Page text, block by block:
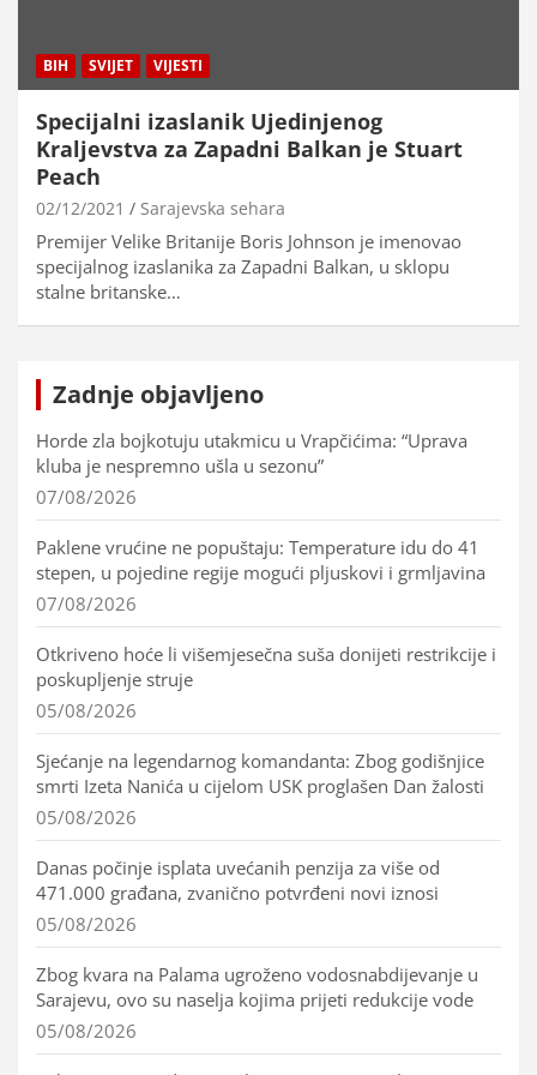
BIH SVIJET VIJESTI
Specijalni izaslanik Ujedinjenog
Kraljevstva za Zapadni Balkan je Stuart
Peach
02/12/2021 Sarajevska sehara
Premijer Velike Britanije Boris Johnson je imenovao
specijalnog izaslanika za Zapadni Balkan, u sklopu
stalne britanske…
Zadnje objavljeno
Horde zla bojkotuju utakmicu u Vrapčićima: “Uprava
kluba je nespremno ušla u sezonu”
07/08/2026
Paklene vrućine ne popuštaju: Temperature idu do 41
stepen, u pojedine regije mogući pljuskovi i grmljavina
07/08/2026
Otkriveno hoće li višemjesečna suša donijeti restrikcije i
poskupljenje struje
05/08/2026
Sjećanje na legendarnog komandanta: Zbog godišnjice
smrti Izeta Nanića u cijelom USK proglašen Dan žalosti
05/08/2026
Danas počinje isplata uvećanih penzija za više od
471.000 građana, zvanično potvrđeni novi iznosi
05/08/2026
Zbog kvara na Palama ugroženo vodosnabdijevanje u
Sarajevu, ovo su naselja kojima prijeti redukcije vode
05/08/2026